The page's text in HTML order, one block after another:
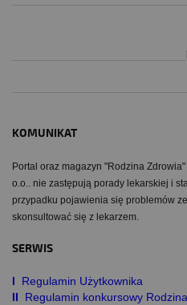
KOMUNIKAT
Portal oraz magazyn "Rodzina
o.o.. nie zastępują porady lekarskiej i
przypadku pojawienia się problemów
skonsultować się z lekarzem.
SERWIS
I Regulamin Użytkownika
II
Regulamin konkursowy